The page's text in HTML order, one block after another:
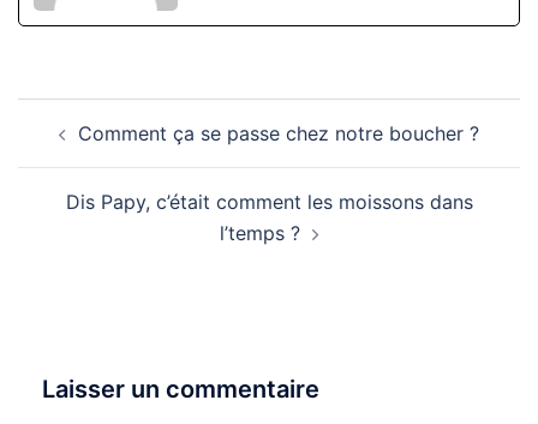
Comment ça se passe chez notre boucher ?
Dis Papy, c’était comment les moissons dans
l’temps ?
Laisser un commentaire